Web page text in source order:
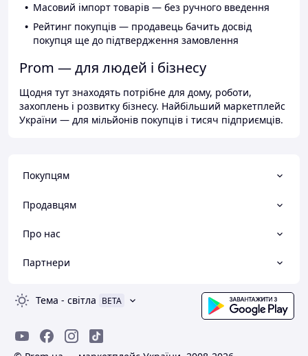
Масовий імпорт товарів — без ручного введення
Рейтинг покупців — продавець бачить досвід
покупця ще до підтвердження замовлення
Prom — для людей і бізнесу
Щодня тут знаходять потрібне для дому, роботи,
захоплень і розвитку бізнесу. Найбільший маркетплейс
України — для мільйонів покупців і тисяч підприємців.
Покупцям
Продавцям
Про нас
Партнери
Тема - світла BETA